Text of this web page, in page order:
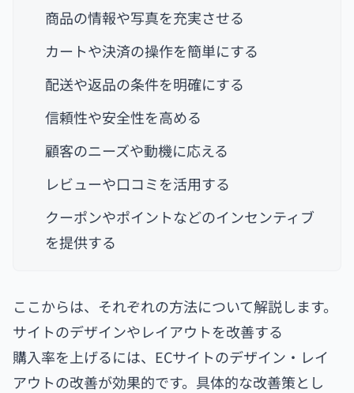
商品の情報や写真を充実させる
カートや決済の操作を簡単にする
配送や返品の条件を明確にする
信頼性や安全性を高める
顧客のニーズや動機に応える
レビューや口コミを活用する
クーポンやポイントなどのインセンティブ
を提供する
ここからは、それぞれの方法について解説します。
サイトのデザインやレイアウトを改善する
購入率を上げるには、ECサイトのデザイン・レイ
アウトの改善が効果的です。具体的な改善策とし